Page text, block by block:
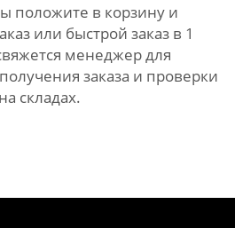
положите в корзину и
или быстрой заказ в 1
менеджер для
заказа и проверки
складах.